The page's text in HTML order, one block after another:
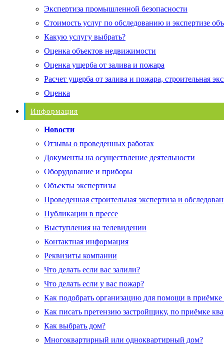
Экспертиза промышленной безопасности
Стоимость услуг по обследованию и экспертизе
Какую услугу выбрать?
Оценка объектов недвижимости
Оценка ущерба от залива и пожара
Расчет ущерба от залива и пожара, строительная
Оценка
Информация
Новости
Отзывы о проведенных работах
Документы на осуществление деятельности
Оборудование и приборы
Объекты экспертизы
Проведенная строительная экспертиза и
Публикации в прессе
Выступления на телевидении
Контактная информация
Реквизиты компании
Что делать если вас залили?
Что делать если у вас пожар?
Как подобрать организацию для помощи в приёмке
Как писать претензию застройщику, по приёмке
Как выбрать дом?
Многоквартирный или одноквартирный дом?